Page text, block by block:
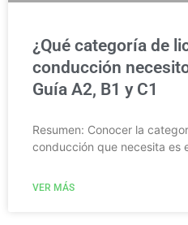
¿Qué categoría de
conducción
Guía A2, B1 y C1
Resumen: Conocer la
conducción que necesita es
VER MÁS